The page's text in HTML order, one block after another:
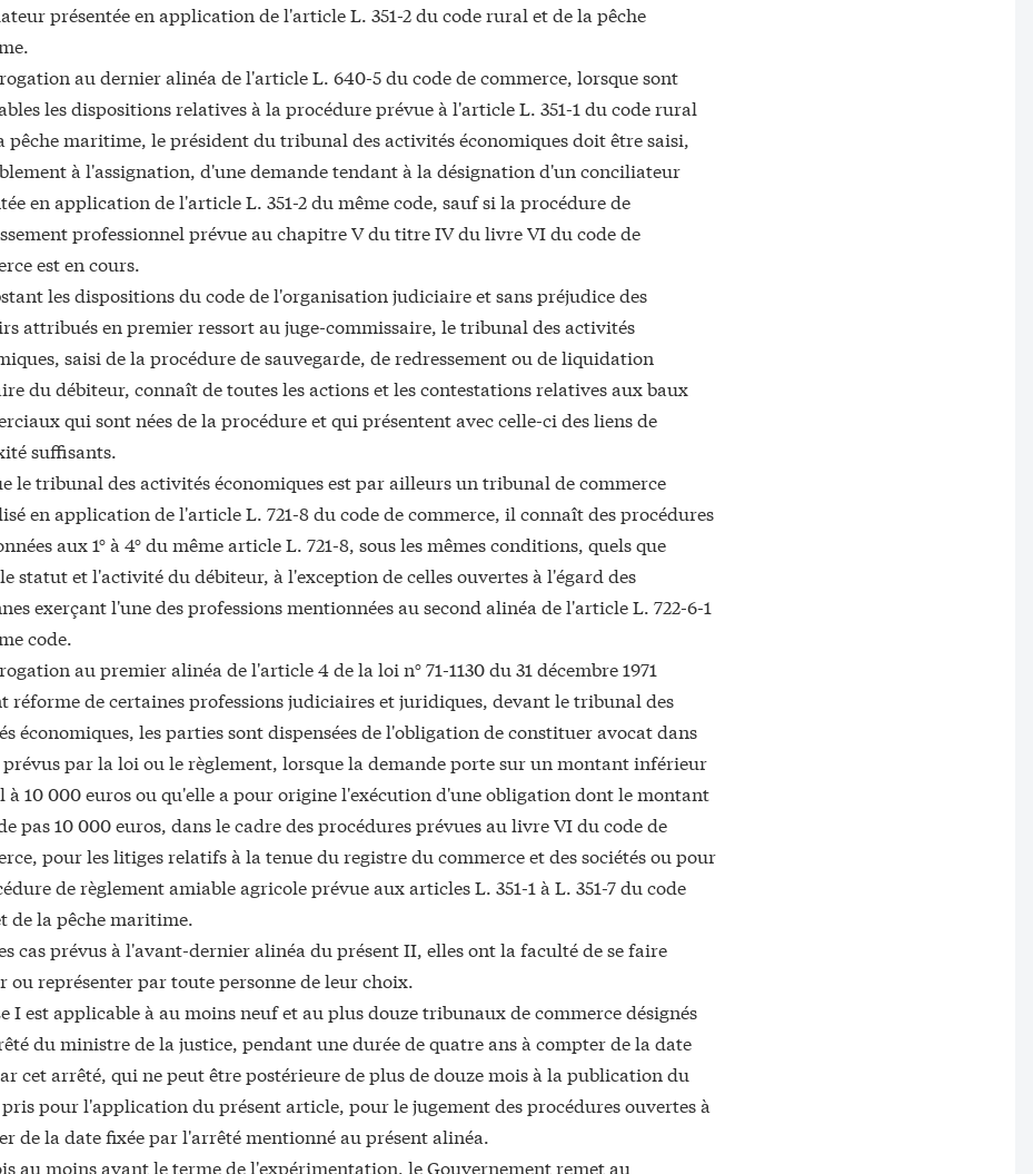
présentée en application de l'article L. 351-2 du code rural et de la pêche
au dernier alinéa de l'article L. 640-5 du code de commerce, lorsque sont
les dispositions relatives à la procédure prévue à l'article L. 351-1 du code rural
pêche maritime, le président du tribunal des activités économiques doit être saisi,
à l'assignation, d'une demande tendant à la désignation d'un conciliateur
en application de l'article L. 351-2 du même code, sauf si la procédure de
professionnel prévue au chapitre V du titre IV du livre VI du code de
est en cours.
les dispositions du code de l'organisation judiciaire et sans préjudice des
attribués en premier ressort au juge-commissaire, le tribunal des activités
saisi de la procédure de sauvegarde, de redressement ou de liquidation
du débiteur, connaît de toutes les actions et les contestations relatives aux baux
qui sont nées de la procédure et qui présentent avec celle-ci des liens de
suffisants.
le tribunal des activités économiques est par ailleurs un tribunal de commerce
en application de l'article L. 721-8 du code de commerce, il connaît des procédures
aux 1° à 4° du même article L. 721-8, sous les mêmes conditions, quels que
statut et l'activité du débiteur, à l'exception de celles ouvertes à l'égard des
exerçant l'une des professions mentionnées au second alinéa de l'article L. 722-6-1
code.
au premier alinéa de l'article 4 de la loi n° 71-1130 du 31 décembre 1971
réforme de certaines professions judiciaires et juridiques, devant le tribunal des
économiques, les parties sont dispensées de l'obligation de constituer avocat dans
prévus par la loi ou le règlement, lorsque la demande porte sur un montant inférieur
à 10 000 euros ou qu'elle a pour origine l'exécution d'une obligation dont le montant
pas 10 000 euros, dans le cadre des procédures prévues au livre VI du code de
pour les litiges relatifs à la tenue du registre du commerce et des sociétés ou pour
de règlement amiable agricole prévue aux articles L. 351-1 à L. 351-7 du code
de la pêche maritime.
cas prévus à l'avant-dernier alinéa du présent II, elles ont la faculté de se faire
ou représenter par toute personne de leur choix.
I est applicable à au moins neuf et au plus douze tribunaux de commerce désignés
du ministre de la justice, pendant une durée de quatre ans à compter de la date
cet arrêté, qui ne peut être postérieure de plus de douze mois à la publication du
pour l'application du présent article, pour le jugement des procédures ouvertes à
de la date fixée par l'arrêté mentionné au présent alinéa.
au moins avant le terme de l'expérimentation, le Gouvernement remet au